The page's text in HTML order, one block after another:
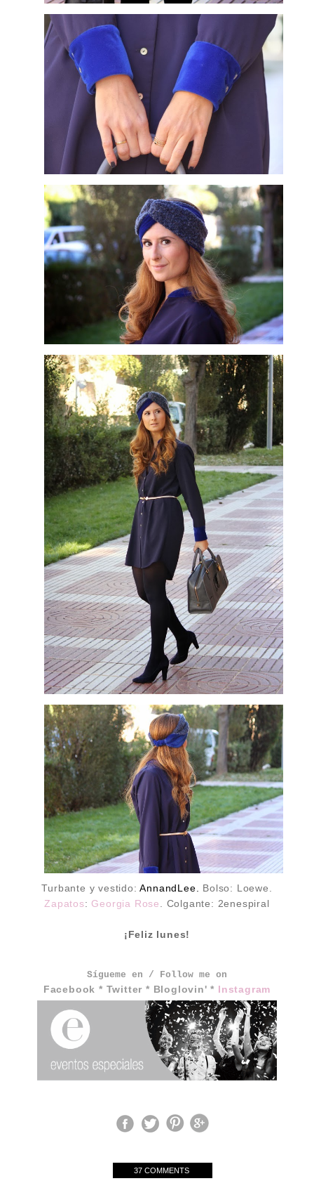
Turbante y vestido: AnnandLee.
Bolso: Loewe.
Zapatos: Georgia Rose . Colgante: 2enespiral
¡Feliz lunes!
Sígueme en / Follow me on
Facebook * Twitter * Bloglovin'* Instagram
37 COMMENTS